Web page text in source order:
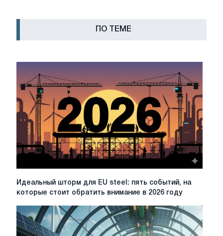
ПО ТЕМЕ
Идеальный
EU
steel:
пять
Идеальный шторм для EU steel: пять событий, на
которые стоит обратить внимание в 2026 году